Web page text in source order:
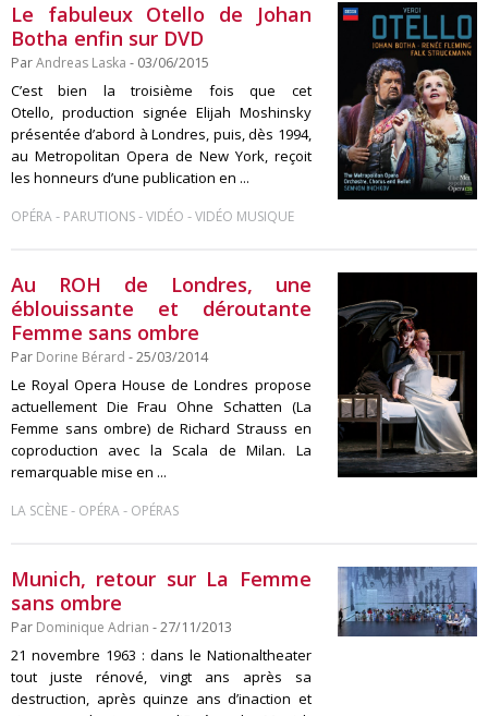
Le fabuleux Otello de Johan
Botha enfin sur DVD
ParAndreas Laska - 03/06/2015
C’est bien la troisième fois que cet
Otello, production signée Elijah Moshinsky
présentée d’abord à Londres, puis, dès 1994,
au Metropolitan Opera de New York, reçoit
les honneurs d’une publication en ...
OPÉRA- PARUTIONS-VIDÉO -VIDÉO MUSIQUE
Au ROH de Londres, une
éblouissante et déroutante
Femme sans ombre
Par Dorine Bérard - 25/03/2014
Le Royal Opera House de Londres propose
actuellement Die Frau Ohne Schatten (La
Femme sans ombre) de Richard Strauss en
coproduction avec la Scala de Milan. La
remarquable mise en ...
LA SCÈNE- OPÉRA- OPÉRAS
Munich, retour sur La Femme
sans ombre
Par Dominique Adrian - 27/11/2013
21 novembre 1963 : dans le Nationaltheater
tout juste rénové, vingt ans après sa
destruction, après quinze ans d’inaction et